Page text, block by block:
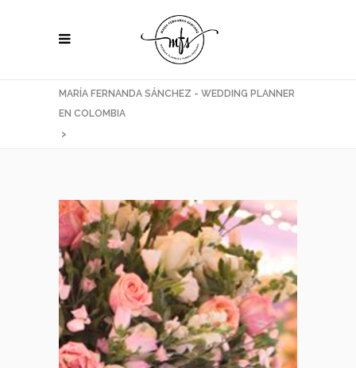
MARÍA FERNANDA SÁNCHEZ - WEDDING PLANNER
EN COLOMBIA
>